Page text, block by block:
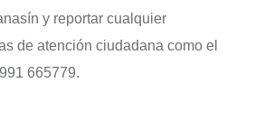
y reportar cualquier
de atención ciudadana como el
665779.